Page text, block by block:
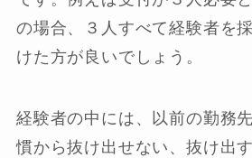
の場合、３人すべて経験者を
けた方が良いでしょう。
経験者の中には、以前の勤務
慣から抜け出せない、抜け出